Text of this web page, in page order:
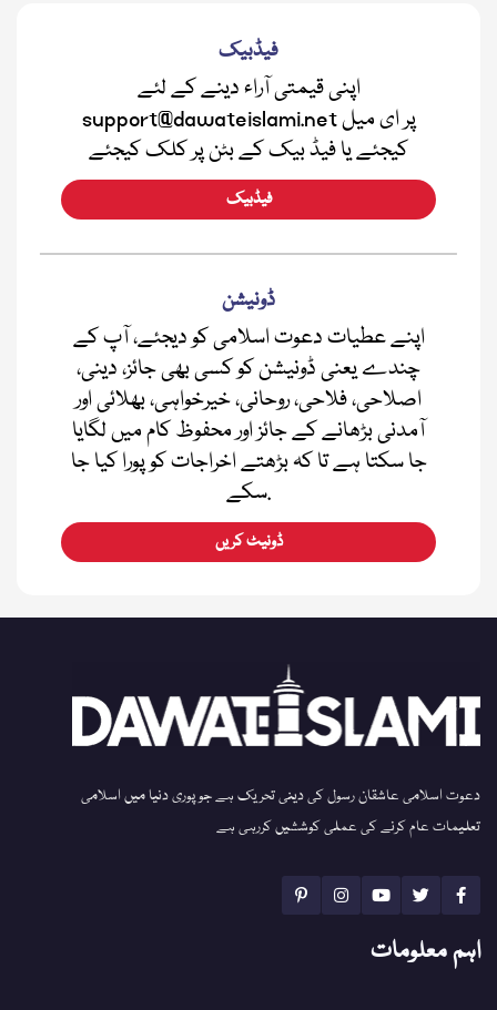
فیڈبیک
اپنی قیمتی آراء دینے کے لئے
support@dawateislami.net پر ای میل
کیجئے یا فیڈ بیک کے بٹن پر کلک کیجئے
فیڈبیک
ڈونیشن
اپنے عطیات دعوت اسلامی کو دیجئے، آپ کے
چندے یعنی ڈونیشن کو کسی بھی جائز، دینی،
اصلاحی، فلاحی، روحانی، خیرخواہی، بھلائی اور
آمدنی بڑھانے کے جائز اور محفوظ کام میں لگایا
جا سکتا ہے تا کہ بڑھتے اخراجات کو پورا کیا جا
سکے.
ڈونیٹ کریں
دعوت اسلامی عاشقان رسول کی دینی تحریک ہے جو پوری دنیا میں اسلامی
تعلیمات عام کرنے کی عملی کوششیں کررہی ہے
اہم معلومات